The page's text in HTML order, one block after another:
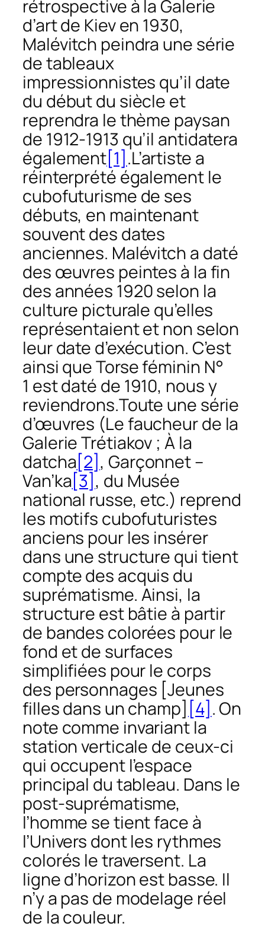
rétrospective à la Galerie
d’art de Kiev en 1930,
Malévitch peindra une série
de tableaux
impressionnistes qu’il date
du début du siècle et
reprendra le thème paysan
de 1912-1913 qu’il antidatera
également[1] .L’artiste a
réinterprété également le
cubofuturisme de ses
débuts, en maintenant
souvent des dates
anciennes. Malévitch a daté
des œuvres peintes à la fin
des années 1920 selon la
culture picturale qu’elles
représentaient et non selon
leur date d’exécution. C’est
ainsi queTorse féminin N°
1 est daté de 1910, nous y
reviendrons.Toute une série
d’œuvres (Le faucheurde la
Galerie Trétiakov ; À la
datcha[2], Garçonnet –
Van’ka[3], du Musée
national russe, etc.) reprend
les motifs cubofuturistes
anciens pour les insérer
dans une structure qui tient
compte des acquis du
suprématisme. Ainsi, la
structure est bâtie à partir
de bandes colorées pour le
fond et de surfaces
simplifiées pour le corps
des personnages [Jeunes
filles dans un champ] [4] . On
note comme invariant la
station verticale de ceux-ci
qui occupent l’espace
principal du tableau. Dans le
post-suprématisme,
l’homme se tient face à
l’Univers dont les rythmes
colorés le traversent. La
ligne d’horizon est basse. Il
n’y a pas de modelage réel
de la couleur.